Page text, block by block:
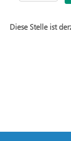
Diese Stelle ist